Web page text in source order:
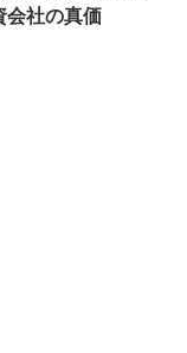
会社の真価